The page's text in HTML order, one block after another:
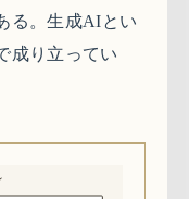
る。生成AIとい
成り立ってい